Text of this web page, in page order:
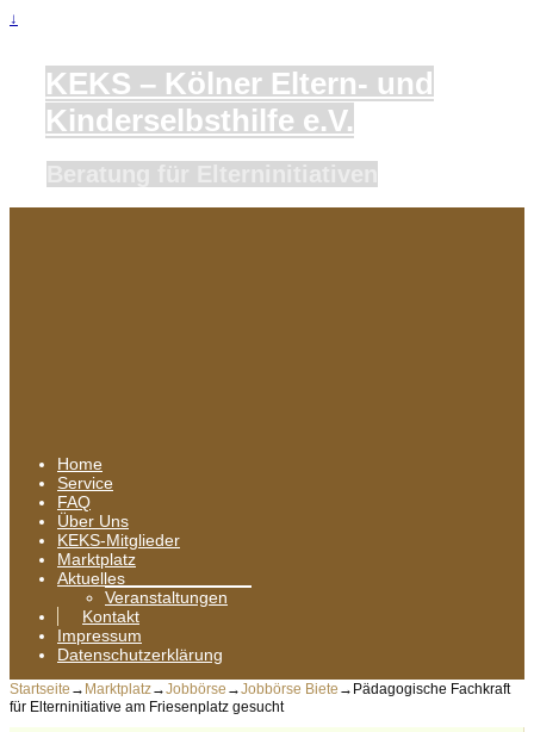
↓
KEKS – Kölner Eltern- und
Kinderselbsthilfe e.V.
Home
Service
FAQ
Über Uns
KEKS-Mitglieder
Marktplatz
Aktuelles
Veranstaltungen
Kontakt
Impressum
Datenschutzerklärung
Startseite → Marktplatz→Jobbörse →Jobbörse Biete → Pädagogische Fachkraft
für Elterninitiative am Friesenplatz gesucht